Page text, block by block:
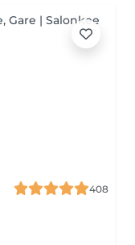
408